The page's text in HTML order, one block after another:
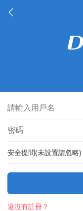
安全提問(未設置請忽略)
還沒有註冊？